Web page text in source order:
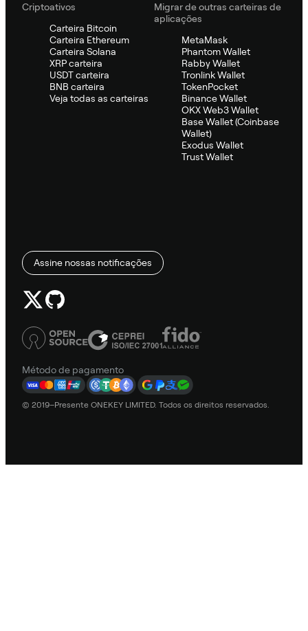
Criptoativos
Carteira Bitcoin
Carteira Ethereum
Carteira Solana
XRP carteira
USDT carteira
BNB carteira
Veja todas as carteiras
Migrar de outras carteiras de
aplicações
MetaMask
Phantom Wallet
Rabby Wallet
Tronlink Wallet
TokenPocket
Binance Wallet
OKX Web3 Wallet
Base Wallet (Coinbase
Wallet)
Exodus Wallet
Trust Wallet
Assine nossas notificações
Método de pagamento
© 2019–Presente ONEKEY LIMITED. Todos os direitos reservados.